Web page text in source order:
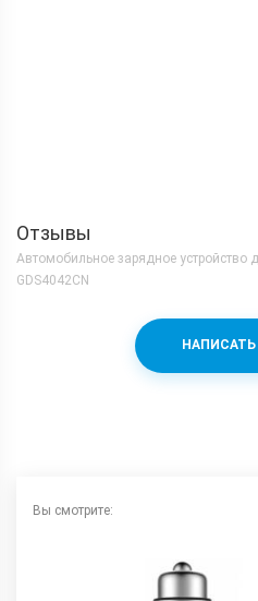
Отзывы
Автомобильное зарядное устройство
GDS4042CN
Вы смотрите: